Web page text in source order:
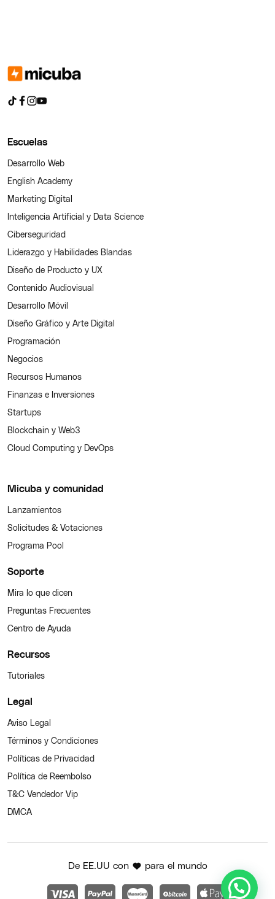
Escuelas
Desarrollo Web
English Academy
Marketing Digital
Inteligencia Artificial y Data Science
Ciberseguridad
Liderazgo y Habilidades Blandas
Diseño de Producto y UX
Contenido Audiovisual
Desarrollo Móvil
Diseño Gráfico y Arte Digital
Programación
Negocios
Recursos Humanos
Finanzas e Inversiones
Startups
Blockchain y Web3
Cloud Computing y DevOps
Micuba y comunidad
Lanzamientos
Solicitudes & Votaciones
Programa Pool
Soporte
Mira lo que dicen
Preguntas Frecuentes
Centro de Ayuda
Recursos
Tutoriales
Legal
Aviso Legal
Términos y Condiciones
Políticas de Privacidad
Política de Reembolso
T&C Vendedor Vip
DMCA
De EE.UU con para el mundo